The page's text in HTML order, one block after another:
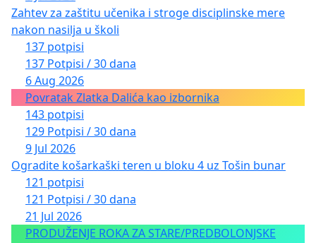
Zahtev za zaštitu učenika i stroge disciplinske mere
nakon nasilja u školi
137 potpisi
137 Potpisi / 30 dana
6 Aug 2026
Povratak Zlatka Dalića kao izbornika
143 potpisi
129 Potpisi / 30 dana
9 Jul 2026
Ogradite košarkaški teren u bloku 4 uz Tošin bunar
121 potpisi
121 Potpisi / 30 dana
21 Jul 2026
PRODUŽENJE ROKA ZA STARE/PREDBOLONJSKE